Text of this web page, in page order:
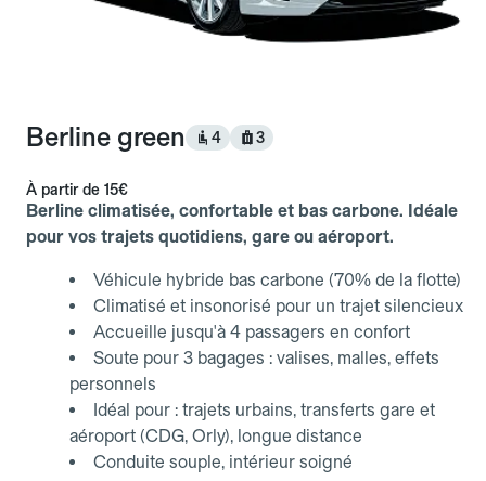
Berline green 4 3
À partir de 15€
Berline climatisée, confortable et bas carbone. Idéale
pour vos trajets quotidiens, gare ou aéroport.
Véhicule hybride bas carbone (70% de la flotte)
Climatisé et insonorisé pour un trajet silencieux
Accueille jusqu'à 4 passagers en confort
Soute pour 3 bagages : valises, malles, effets
personnels
Idéal pour : trajets urbains, transferts gare et
aéroport (CDG, Orly), longue distance
Conduite souple, intérieur soigné